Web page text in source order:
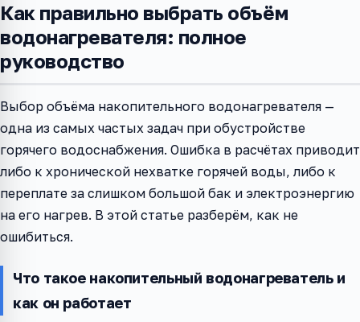
Как правильно выбрать объём
водонагревателя: полное
руководство
Выбор объёма накопительного водонагревателя —
одна из самых частых задач при обустройстве
горячего водоснабжения. Ошибка в расчётах приводит
либо к хронической нехватке горячей воды, либо к
переплате за слишком большой бак и электроэнергию
на его нагрев. В этой статье разберём, как не
ошибиться.
Что такое накопительный водонагреватель и
как он работает